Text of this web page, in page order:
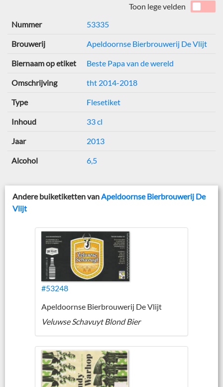
Toon lege velden
Nummer
53335
Brouwerij Apeldoornse Bierbrouwerij De Vlijt
Biernaam op etiket Beste Papa van de wereld
Omschrijving tht 2014-2018
Type Flesetiket
Inhoud 33 cl
Jaar 2013
Alcohol 6,5
Andere buiketiketten vanApeldoornse Bierbrouwerij De
Vlijt
#53248
Apeldoornse Bierbrouwerij De Vlijt
Veluwse Schavuyt Blond Bier